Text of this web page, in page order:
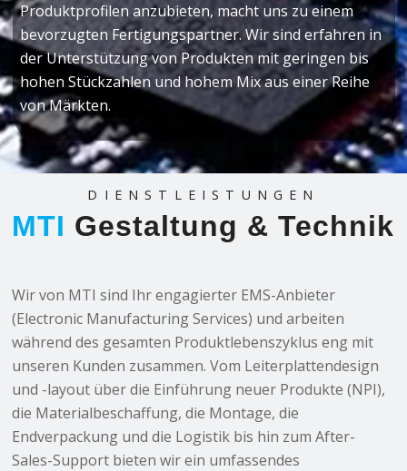
Produktprofilen anzubieten, macht uns zu einem
bevorzugten Fertigungspartner. Wir sind erfahren in
der Unterstützung von Produkten mit geringen bis
hohen Stückzahlen und hohem Mix aus einer Reihe
von Märkten.
DIENSTLEISTUNGEN
MTI Gestaltung & Technik
Wir von MTI sind Ihr engagierter EMS-Anbieter
(Electronic Manufacturing Services) und arbeiten
während des gesamten Produktlebenszyklus eng mit
unseren Kunden zusammen. Vom Leiterplattendesign
und -layout über die Einführung neuer Produkte (NPI),
die Materialbeschaffung, die Montage, die
Endverpackung und die Logistik bis hin zum After-
Sales-Support bieten wir ein umfassendes